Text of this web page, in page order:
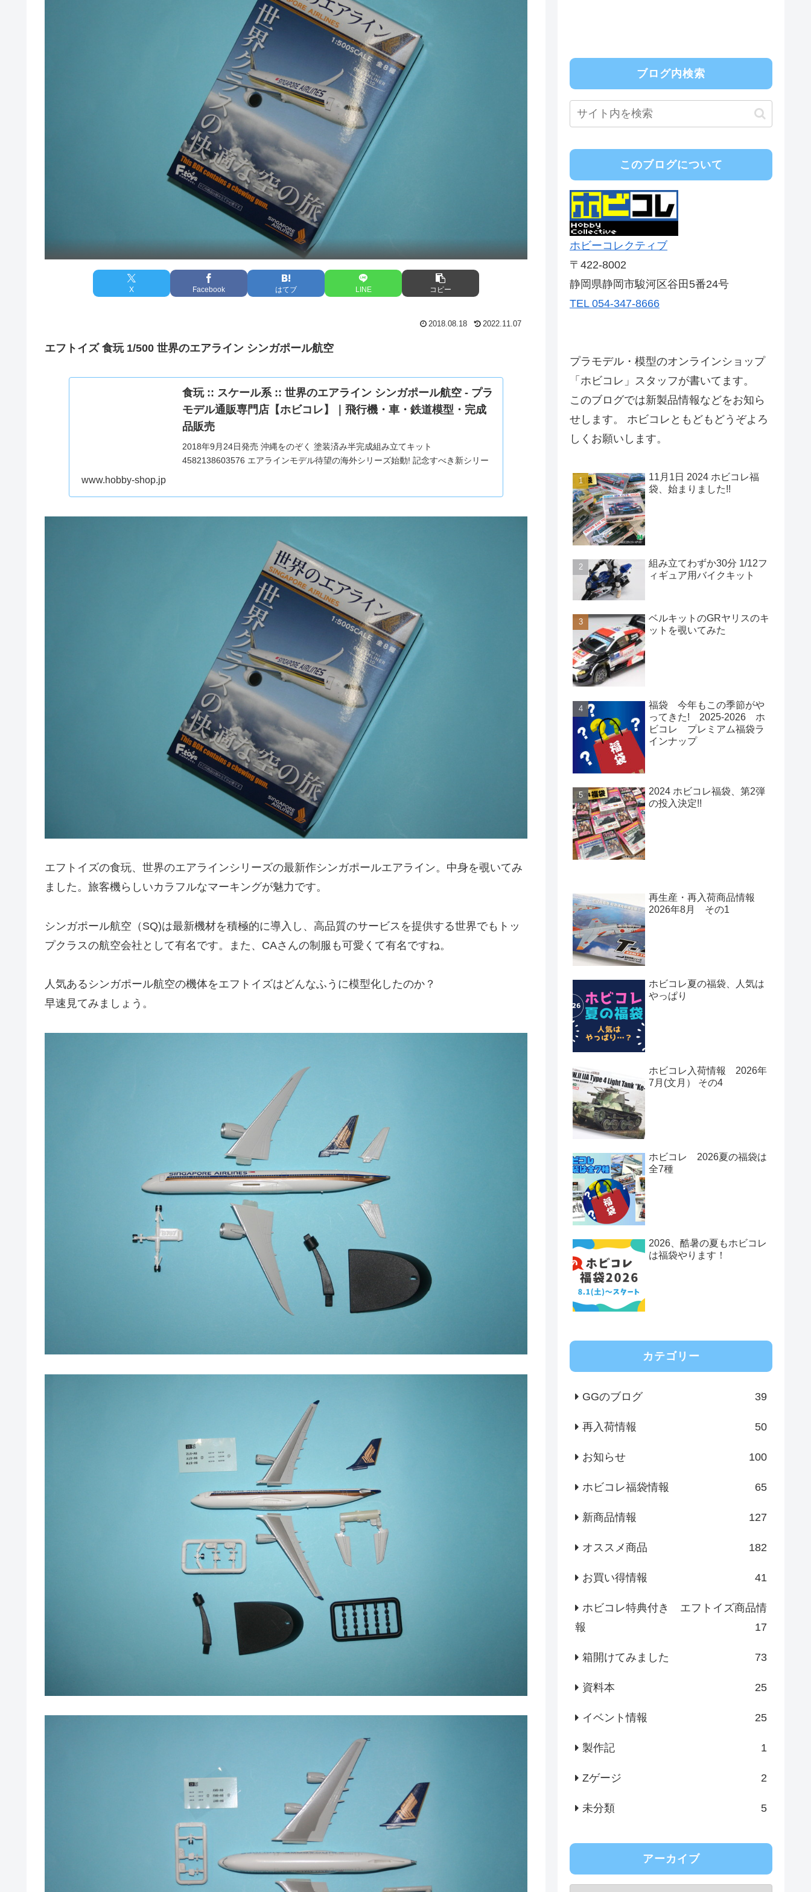
X Facebook はてブ LINE コピー
2018.08.18 2022.11.07
エフトイズ 食玩 1/500 世界のエアライン シンガポール航空
食玩 :: スケール系 :: 世界のエアライン シンガポール航空 - プラ
モデル通販専門店【ホビコレ】｜飛行機・車・鉄道模型・完成
品販売
2018年9月24日発売 沖縄をのぞく 塗装済み半完成組み立てキット
4582138603576 エアラインモデル待望の海外シリーズ始動! 記念すべき新シリー
www.hobby-shop.jp
エフトイズの食玩、世界のエアラインシリーズの最新作シンガポールエアライン。中身を覗いてみ
ました。旅客機らしいカラフルなマーキングが魅力です。
シンガポール航空（SQ)は最新機材を積極的に導入し、高品質のサービスを提供する世界でもトッ
プクラスの航空会社として有名です。また、CAさんの制服も可愛くて有名ですね。
人気あるシンガポール航空の機体をエフトイズはどんなふうに模型化したのか？
早速見てみましょう。
ブログ内検索
このブログについて
ホビーコレクティブ
〒422-8002
静岡県静岡市駿河区谷田5番24号
TEL 054-347-8666
プラモデル・模型のオンラインショップ
「ホビコレ」スタッフが書いてます。
このブログでは新製品情報などをお知ら
せします。 ホビコレともどもどうぞよろ
しくお願いします。
11月1日 2024 ホビコレ福
袋、始まりました!!
組み立てわずか30分 1/12フ
ィギュア用バイクキット
ベルキットのGRヤリスのキ
ットを覗いてみた
福袋 今年もこの季節がや
ってきた! 2025-2026 ホ
ビコレ プレミアム福袋ラ
インナップ
2024 ホビコレ福袋、第2弾
の投入決定!!
再生産・再入荷商品情報
2026年8月 その1
ホビコレ夏の福袋、人気は
やっぱり
ホビコレ入荷情報 2026年
7月(文月） その4
ホビコレ 2026夏の福袋は
全7種
2026、酷暑の夏もホビコレ
は福袋やります！
カテゴリー
GGのブログ 39
再入荷情報 50
お知らせ 100
ホビコレ福袋情報 65
新商品情報 127
オススメ商品 182
お買い得情報 41
ホビコレ特典付き エフトイズ商品情
報
17
箱開けてみました 73
資料本 25
イベント情報 25
製作記 1
Zゲージ 2
未分類 5
アーカイブ